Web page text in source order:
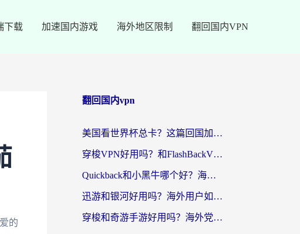
下载 加速国内游戏 海外地区限制 翻回国内VPN
的
翻回国内vpn
美国看世界杯总卡？这篇回国加速器指南帮你无缝刷国内资源（附苹果手机VPN设置步骤）
穿梭VPN好用吗？和FlashBackVPN对比哪个回国效果更好？
Quickback和小黑牛哪个好？海外党亲测指南，选对回国加速器秒回国内
迅游和银河好用吗？海外用户如何选择回国加速器实现无缝访问国内资源
穿梭和奇游手游好用吗？海外党亲测3款回国加速器，附蜜蜂加速器七天试用攻略